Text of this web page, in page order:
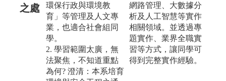
之處
環保行政與環境教
育」等管理及人文專
業，也適合社會組同
學。
2. 學習範圍太廣，無
法聚焦，不知道重點
為何? 澄清：本系培育
網路管理、大數據分
析及人工智慧等實作
相關領域。並透過專
題實作、業界全職實
習等方式，讓同學可
得到完整實作經驗。